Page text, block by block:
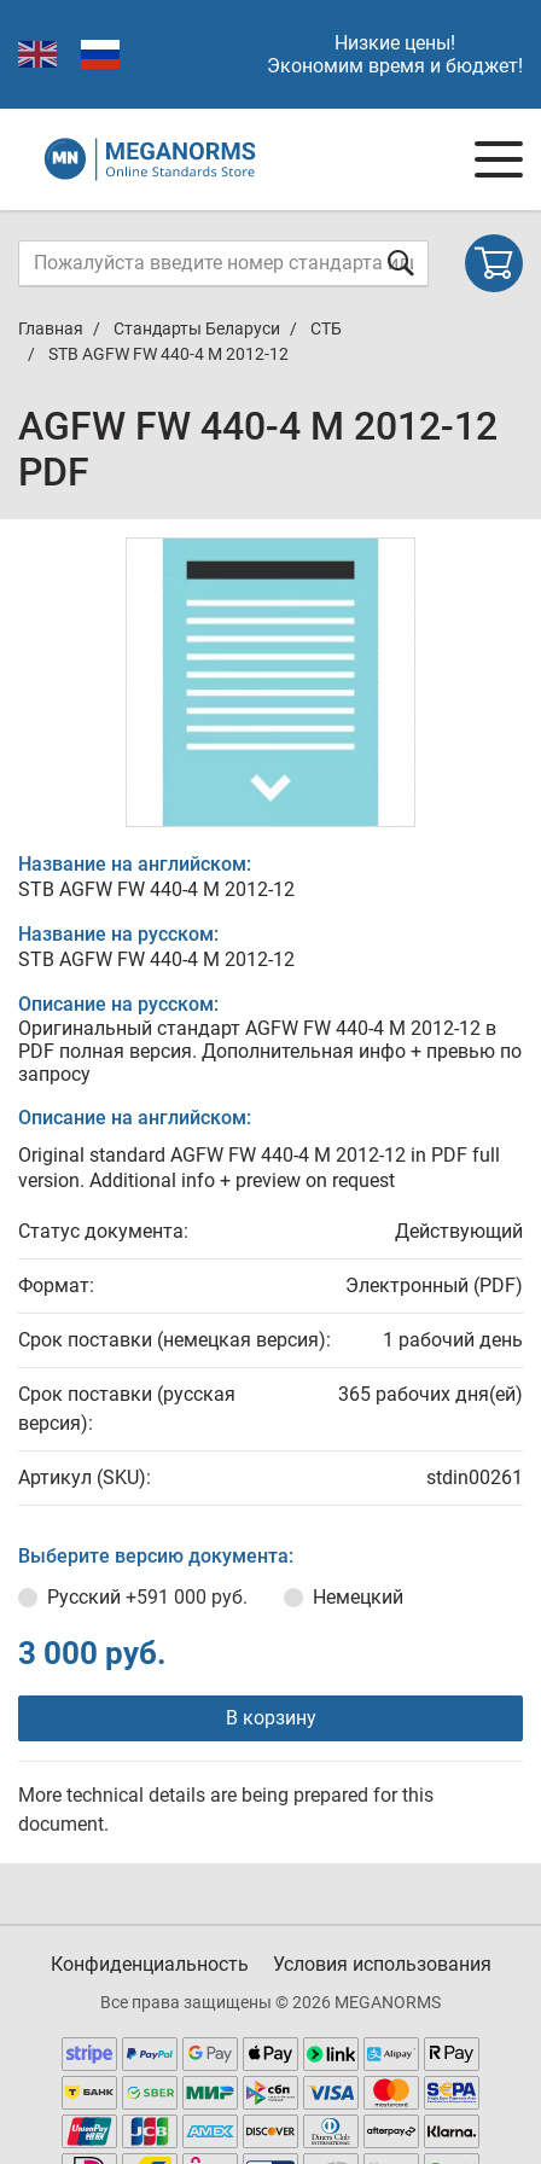
Низкие цены!
Экономим время и бюджет!
Главная Стандарты Беларуси
СТБ
STB AGFW FW 440-4 M 2012-12
AGFW FW 440-4 M 2012-12
PDF
Название на английском:
STB AGFW FW 440-4 M 2012-12
Название на русском:
STB AGFW FW 440-4 M 2012-12
Описание на русском:
Оригинальный стандарт AGFW FW 440-4 M 2012-12 в
PDF полная версия. Дополнительная инфо + превью по
запросу
Описание на английском:
Original standard AGFW FW 440-4 M 2012-12 in PDF full
version. Additional info + preview on request
Статус документа: Действующий
Формат: Электронный (PDF)
Срок поставки (немецкая версия): 1 рабочий день
Срок поставки (русская
версия):
365 рабочих дня(ей)
Артикул (SKU): stdin00261
Выберите версию документа:
Русский +591 000 руб. Немецкий
3 000 руб.
В корзину
More technical details are being prepared for this
document.
Конфиденциальность Условия использования
Все права защищены © 2026 MEGANORMS